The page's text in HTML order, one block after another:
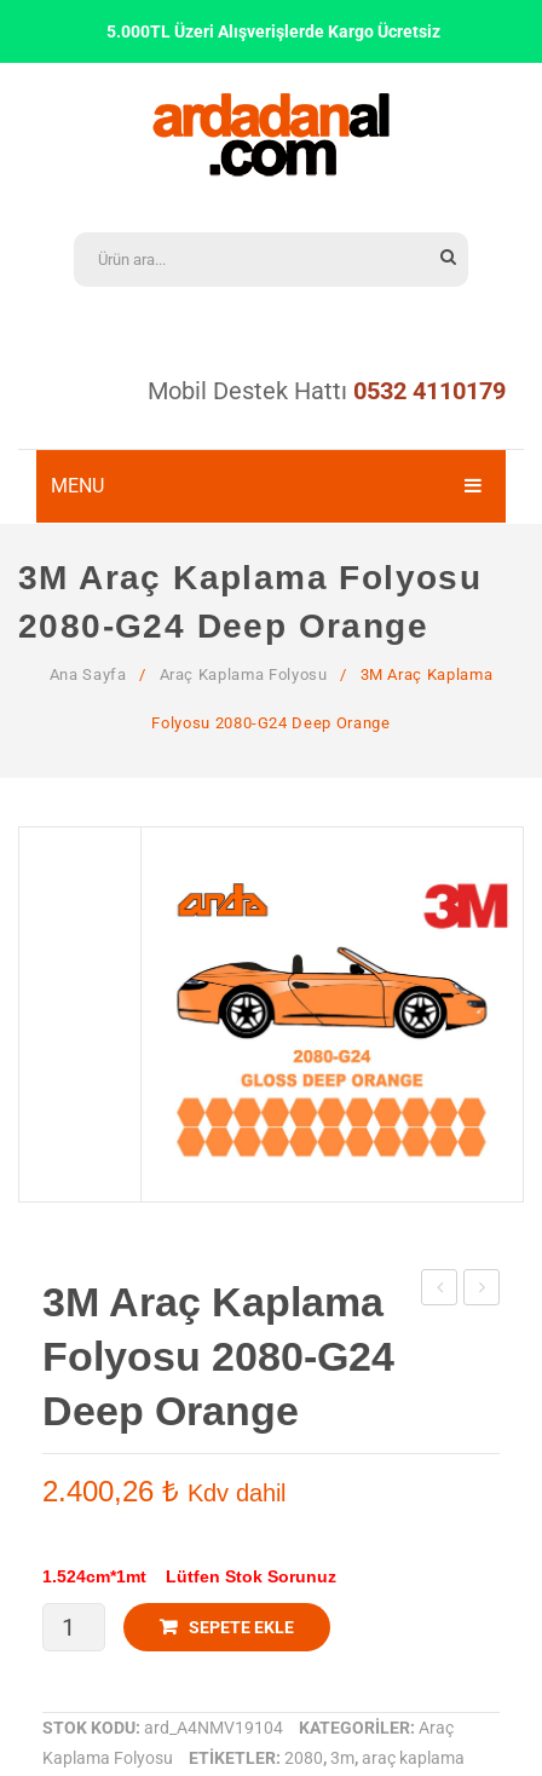
5.000TL Üzeri Alışverişlerde Kargo Ücretsiz
Mobil Destek Hattı 0532 4110179
MENU
KURUMSAL
3M Araç Kaplama Folyosu
2080-G24 Deep Orange
Ana Sayfa / Araç Kaplama Folyosu / 3M Araç Kaplama
Folyosu 2080-G24 Deep Orange
G16 G25
3M Araç Kaplama
Folyosu 2080-G24
Deep Orange
2.400,26 ₺ Kdv dahil
1.524cm*1mt Lütfen Stok Sorunuz
3M
Kaplama
Folyosu
SEPETE EKLE
STOK KODU: ard_A4NMV19104 KATEGORILER: Araç
Kaplama Folyosu
ETIKETLER: 2080,3m, araç kaplama